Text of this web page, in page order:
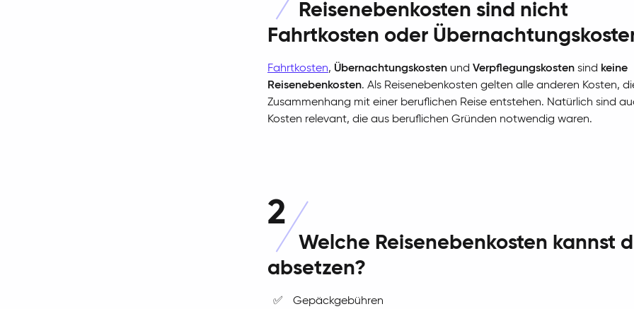
Reisenebenkosten sind nicht
Fahrtkosten oder
Fahrtkosten, Übernachtungskosten und Verpflegungskosten sind keine
Reisenebenkosten. Als Reisenebenkosten gelten alle anderen Kosten,
Zusammenhang mit einer beruflichen Reise entstehen. Natürlich sind
Kosten relevant, die aus beruflichen Gründen notwendig waren.
2
Welche Reisenebenkosten kannst
absetzen?
✅
Gepäckgebühren